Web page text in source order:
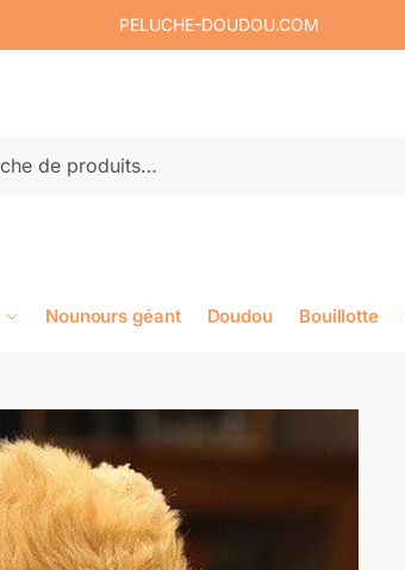
PELUCHE-DOUDOU.COM
Nounours géant Doudou Bouillotte